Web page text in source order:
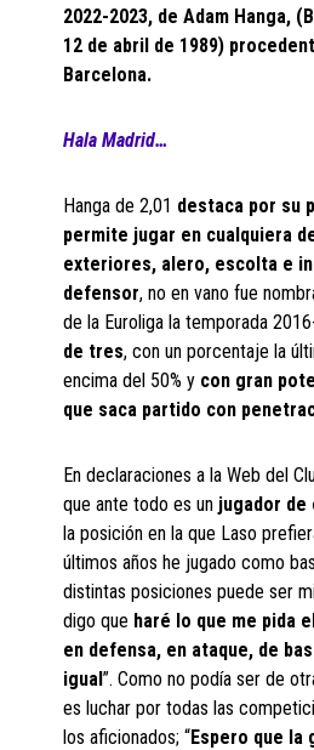
2022-2023, de Adam Hanga,
12 de abril de 1989)
Barcelona.
Hala Madrid…
Hanga de 2,01 destaca por su
permite jugar en cualquiera
exteriores, alero, escolta e
defensor, no en vano fue
de la Euroliga la temporada
de tres, con un porcentaje la
encima del 50% y con gran
que saca partido con
En declaraciones a la Web del
que ante todo es un jugador de
la posición en la que Laso
últimos años he jugado como
distintas posiciones puede ser
digo que haré lo que me pida
en defensa, en ataque, de
igual”. Como no podía ser de
es luchar por todas las
los aficionados; “Espero que la